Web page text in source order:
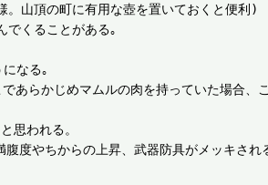
。山頂の町に有用な壺を置いておくと便利)
でくることがある｡
なる｡
あらかじめマムルの肉を持っていた場合、
思われる。
度やちからの上昇、武器防具がメッキされ